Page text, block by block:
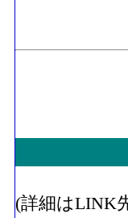
(詳細はLINK